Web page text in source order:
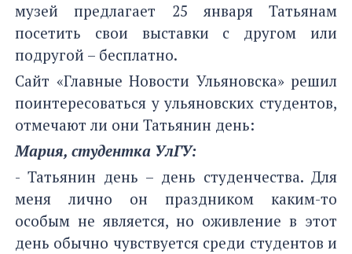
музей предлагает 25 января Татьянам
посетить свои выставки с другом или
подругой – бесплатно.
Сайт «Главные Новости Ульяновска» решил
поинтересоваться у ульяновских студентов,
отмечают ли они Татьянин день:
Мария, студентка УлГУ:
- Татьянин день – день студенчества. Для
меня лично он праздником каким-то
особым не является, но оживление в этот
день обычно чувствуется среди студентов и